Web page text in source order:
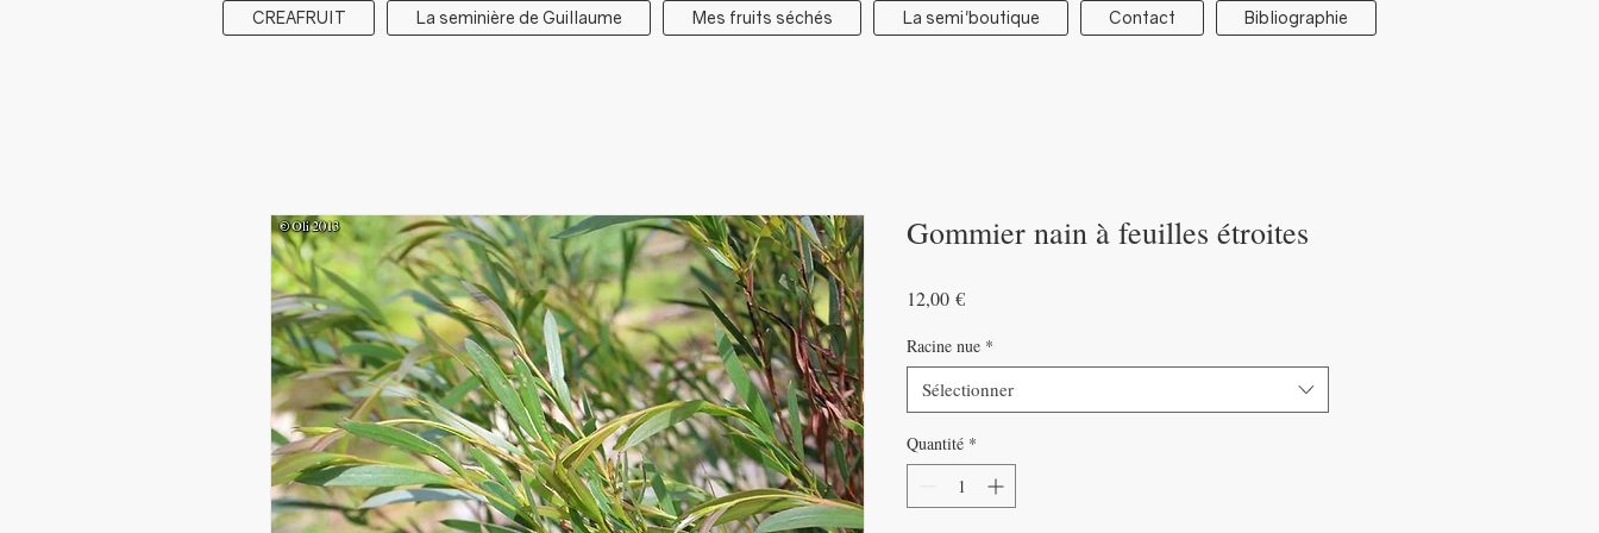
CREAFRUIT La seminière de Guillaume Mes fruits séchés La semi'boutique Contact Bibliographie
Gommier nain à feuilles étroites
12,00 €Prix
Racine nue *
Sélectionner
Quantité *